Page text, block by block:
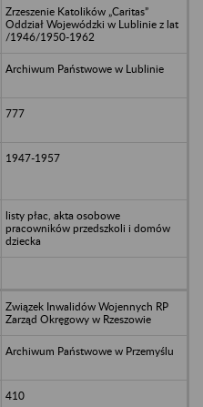
Zrzeszenie Katolików „Caritas”
Oddział Wojewódzki w Lublinie z lat
/1946/1950-1962
Archiwum Państwowe w Lublinie
777
1947-1957
listy płac, akta osobowe
pracowników przedszkoli i domów
dziecka
Związek Inwalidów Wojennych RP
Zarząd Okręgowy w Rzeszowie
Archiwum Państwowe w Przemyślu
410